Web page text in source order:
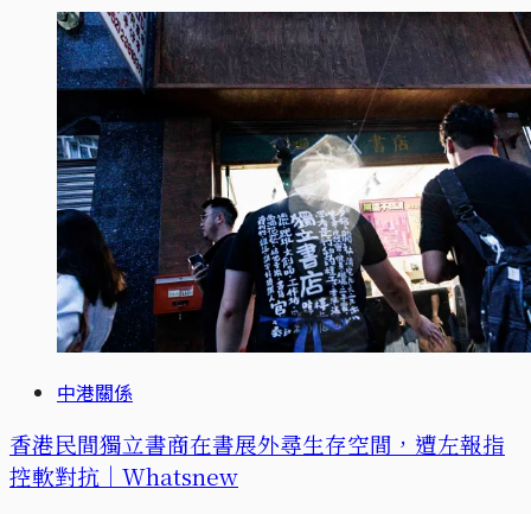
中港關係
香港民間獨立書商在書展外尋生存空間，遭左報指
控軟對抗｜Whatsnew